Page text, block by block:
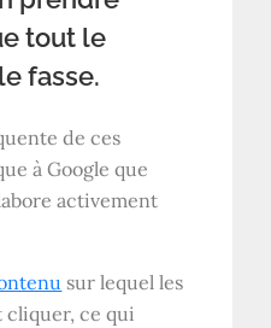
tout le
fasse.
de ces
à Google que
activement
sur lequel les
ce qui